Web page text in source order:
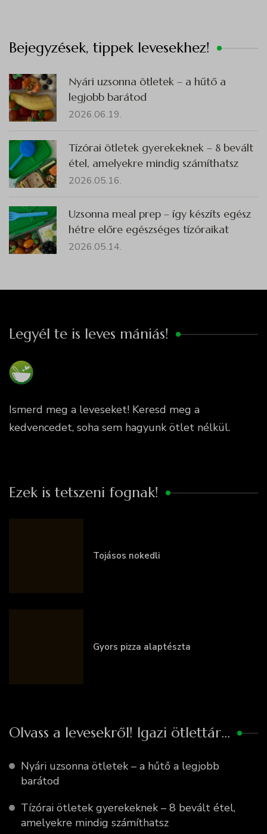
Bejegyzések, tippek levesekhez!
Nyári uzsonna ötletek – a hűtő a
legjobb barátod
2026.06.19.
Tízórai ötletek gyerekeknek – 8 bevált
étel, amelyekre mindig számíthatsz
2026.05.16.
Uzsonna meal prep – így készíts egész
hétre előre egészséges tízóraikat
2026.05.14.
Legyél te is leves mániás!
Ismerd meg a leveseket! Keresd meg a
kedvencedet, soha sem hagyunk ötlet nélkül.
Ezek is tetszeni fognak!
Tojásos nokedli
Gyors pizza alaptészta
Olvass a levesekről! Igazi ötlettár…
Nyári uzsonna ötletek – a hűtő a legjobb
barátod
Tízórai ötletek gyerekeknek – 8 bevált étel,
amelyekre mindig számíthatsz